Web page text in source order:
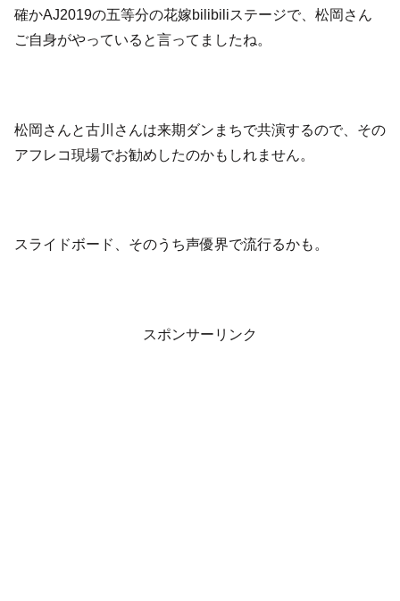
確かAJ2019の五等分の花嫁bilibiliステージで、松岡さん
ご自身がやっていると言ってましたね。
松岡さんと古川さんは来期ダンまちで共演するので、その
アフレコ現場でお勧めしたのかもしれません。
スライドボード、そのうち声優界で流行るかも。
スポンサーリンク